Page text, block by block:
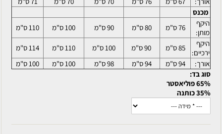
מכנס
היקף
מותן:
76 ס"מ 80 ס"מ 90 ס"מ 100 ס"מ
110 ס"מ
היקף
ירכיים:
85 ס"מ 90 ס"מ 100 ס"מ 110 ס"מ
114 ס"מ
אורך:
94 ס"מ 94 ס"מ 98 ס"מ 100 ס"מ
100 ס"מ
סוג בד:
65% פוליאסטר
35% כותנה